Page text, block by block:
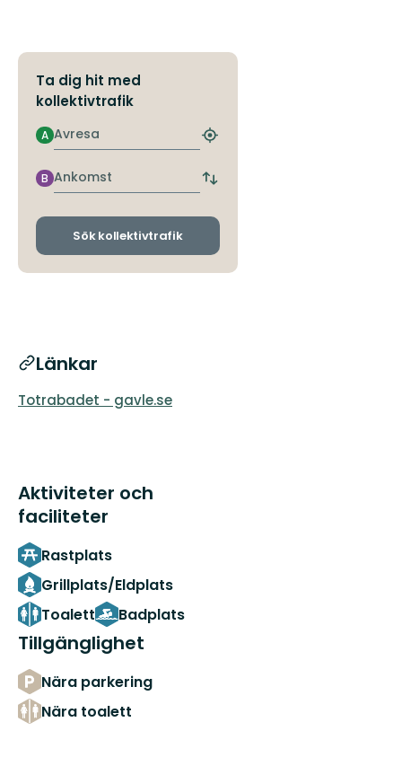
Ta dig hit med
kollektivtrafik
Avresa
A
Hitta
hållplats
Ankomst
B
Byt
och
Sök kollektivtrafik
Länkar
Totrabadet - gavle.se
Aktiviteter och
faciliteter
Rastplats
Grillplats/Eldplats
Toalett
Badplats
Tillgänglighet
Nära parkering
Nära toalett